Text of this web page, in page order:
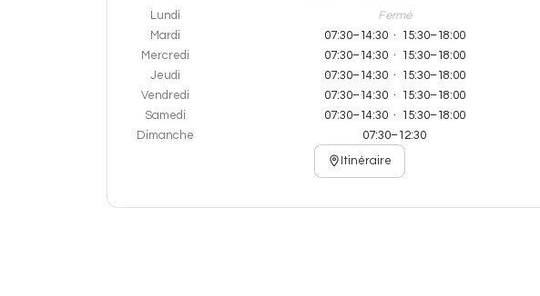
Lundi
Fermé
Mardi
07:30–14:30 · 15:30–18:00
Mercredi
07:30–14:30 · 15:30–18:00
Jeudi
07:30–14:30 · 15:30–18:00
Vendredi
07:30–14:30 · 15:30–18:00
Samedi
07:30–14:30 · 15:30–18:00
Dimanche
07:30–12:30
Itinéraire